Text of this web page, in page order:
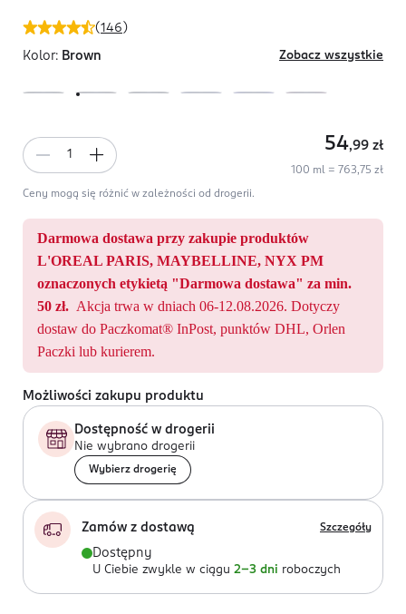
(146 )
Kolor: Brown Zobacz wszystkie
54,99 zł
100 ml = 763,75 zł
Ceny mogą się różnić w zależności od drogerii.
Darmowa dostawa przy zakupie produktów
L'OREAL PARIS, MAYBELLINE, NYX PM
oznaczonych etykietą "Darmowa dostawa" za min.
50 zł. Akcja trwa w dniach 06-12.08.2026. Dotyczy
dostaw do Paczkomat® InPost, punktów DHL, Orlen
Paczki lub kurierem.
Możliwości zakupu produktu
Dostępność w drogerii
Nie wybrano drogerii
Wybierz drogerię
Zamów z dostawą Szczegóły
Dostępny
U Ciebie zwykle w ciągu 2-3 dni roboczych